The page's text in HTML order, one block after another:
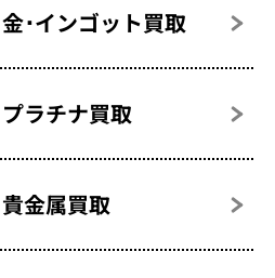
金･インゴット買取
プラチナ買取
貴金属買取